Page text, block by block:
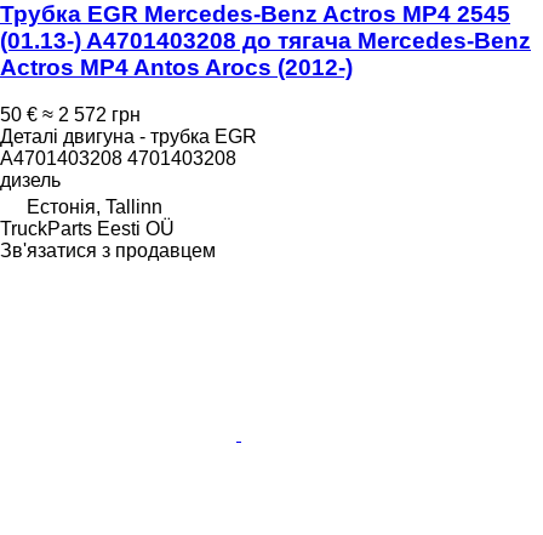
Трубка EGR Mercedes-Benz Actros MP4 2545
(01.13-) A4701403208 до тягача Mercedes-Benz
Actros MP4 Antos Arocs (2012-)
50 € ≈ 2 572 грн
Деталі двигуна - трубка EGR
A4701403208 4701403208
дизель
Естонія, Tallinn
TruckParts Eesti OÜ
Зв'язатися з продавцем